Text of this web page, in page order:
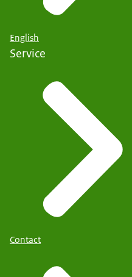
English
Service
Contact